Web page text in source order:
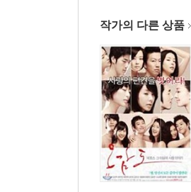
작가의 다른 상품